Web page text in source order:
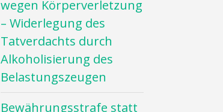
wegen Körperverletzung
– Widerlegung des
Tatverdachts durch
Alkoholisierung des
Belastungszeugen
Bewährungsstrafe statt